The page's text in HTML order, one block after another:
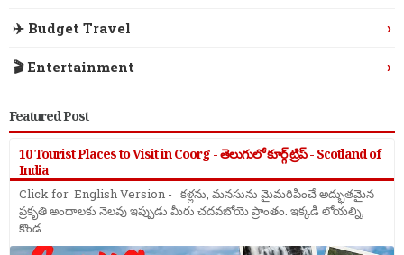
✈️ Budget Travel ›
🎬 Entertainment ›
Featured Post
10 Tourist Places to Visit in Coorg - తెలుగులో కూర్గ్ ట్రిప్ - Scotland of
India
Click for English Version - కళ్లను, మనసును మైమరిపించే అద్భుతమైన
ప్రకృతి అందాలకు నెలవు ఇప్పుడు మీరు చదవబోయె ప్రాంతం. ఇక్కడి లోయల్ని,
కొండ ...